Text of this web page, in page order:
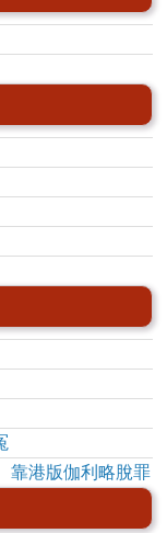
靠港版伽利略脫罪